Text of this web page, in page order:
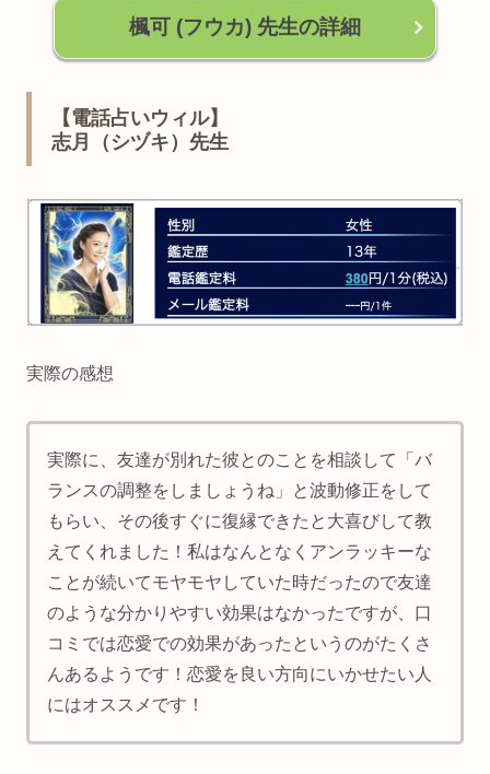
楓可 (フウカ) 先生の詳細
【電話占いウィル】
志月（シヅキ）先生
実際の感想
実際に、友達が別れた彼とのことを相談して「バ
ランスの調整をしましょうね」と波動修正をして
もらい、その後すぐに復縁できたと大喜びして教
えてくれました！私はなんとなくアンラッキーな
ことが続いてモヤモヤしていた時だったので友達
のような分かりやすい効果はなかったですが、口
コミでは恋愛での効果があったというのがたくさ
んあるようです！恋愛を良い方向にいかせたい人
にはオススメです！